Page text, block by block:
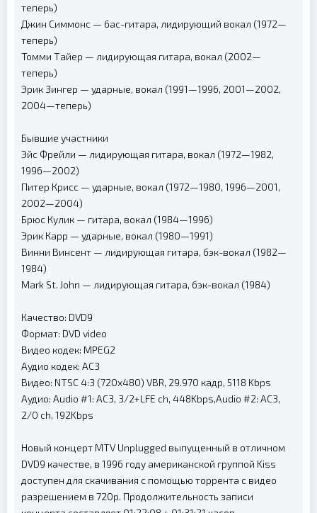
теперь)
Джин Симмонс — бас-гитара, лидирующий вокал (1972—
теперь)
Томми Тайер — лидирующая гитара, вокал (2002—
теперь)
Эрик Зингер — ударные, вокал (1991—1996, 2001—2002,
2004—теперь)
Бывшие участники
Эйс Фрейли — лидирующая гитара, вокал (1972—1982,
1996—2002)
Питер Крисс — ударные, вокал (1972—1980, 1996—2001,
2002—2004)
Брюс Кулик — гитара, вокал (1984—1996)
Эрик Карр — ударные, вокал (1980—1991)
Винни Винсент — лидирующая гитара, бэк-вокал (1982—
1984)
Mark St. John — лидирующая гитара, бэк-вокал (1984)
Качество: DVD9
Формат: DVD video
Видео кодек: MPEG2
Аудио кодек: AC3
Видео: NTSC 4:3 (720x480) VBR, 29.970 кадр, 5118 Kbps
Аудио: Audio #1: AC3, 3/2+LFE ch, 448Kbps,Audio #2: AC3,
2/0 ch, 192Kbps
Новый концерт MTV Unplugged выпущенный в отличном
DVD9 качестве, в 1996 году американской группой Kiss
доступен для скачивания с помощью торрента с видео
разрешением в 720p. Продолжительность записи